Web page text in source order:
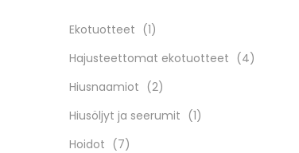
Ekotuotteet (1)
Hajusteettomat ekotuotteet (4)
Hiusnaamiot (2)
Hiusöljyt ja seerumit (1)
Hoidot (7)